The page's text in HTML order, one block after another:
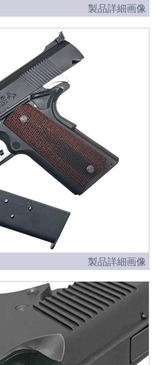
製品詳細画像
製品詳細画像